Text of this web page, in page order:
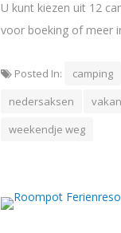
U kunt kiezen uit 12
voor boeking of meer
Posted In: camping
nedersaksen
weekendje weg